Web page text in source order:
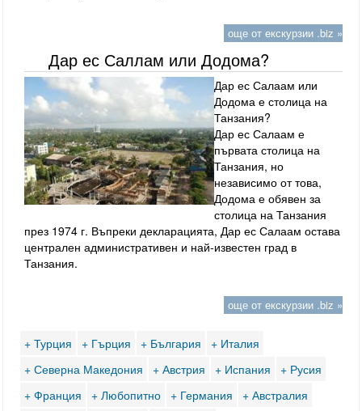
още от екскурзии .biz »
Дар ес Саллам или Додома?
Дар ес Салаам или
Додома е столица на
Танзания?
Дар ес Салаам е
първата столица на
Танзания, но
независимо от това,
Додома е обявен за
столица на Танзания
през 1974 г. Въпреки декларацията, Дар ес Салаам остава
централен административен и най-известен град в
Танзания.
още от екскурзии .biz »
+ Турция + Гърция + България
+ Италия
+ Северна Македония
+ Австрия + Испания
+ Русия
+ Франция
+ Любопитно + Германия
+ Австралия